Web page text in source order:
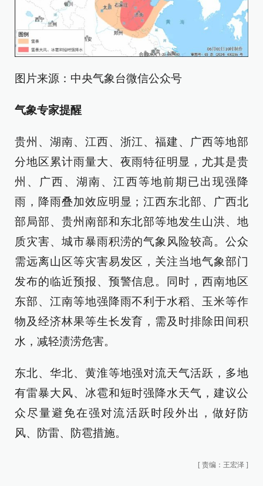
图片来源：中央气象台微信公众号
气象专家提醒
贵州、湖南、江西、浙江、福建、广西等地部
分地区累计雨量大、夜雨特征明显，尤其是贵
州、广西、湖南、江西等地前期已出现强降
雨，降雨叠加效应明显；江西东北部、广西北
部局部、贵州南部和东北部等地发生山洪、地
质灾害、城市暴雨积涝的气象风险较高。公众
需远离山区等灾害易发区，关注当地气象部门
发布的临近预报、预警信息。同时，西南地区
东部、江南等地强降雨不利于水稻、玉米等作
物及经济林果等生长发育，需及时排除田间积
水，减轻渍涝危害。
东北、华北、黄淮等地强对流天气活跃，多地
有雷暴大风、冰雹和短时强降水天气，建议公
众尽量避免在强对流活跃时段外出，做好防
风、防雷、防雹措施。
[ 责编：王宏泽 ]